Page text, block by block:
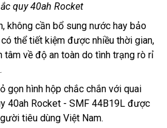
quy 40ah Rocket
không cần bổ sung nước hay bảo
thể tiết kiệm được nhiều thời gian,
về độ an toàn do tình trạng rò rỉ
gọn hình hộp chắc chắn với quai
40ah Rocket - SMF 44B19L được
tiêu dùng Việt Nam.